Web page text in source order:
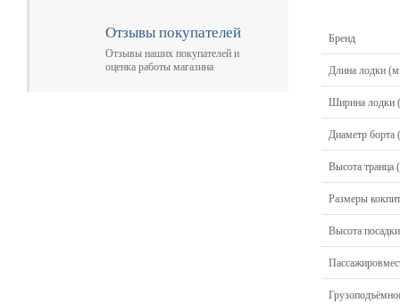
Отзывы покупателей
Отзывы наших покупателей и
оценка работы магазина
Бренд
Длина лодки
Ширина лодки
Диаметр
Высота транца
Размеры
Высота